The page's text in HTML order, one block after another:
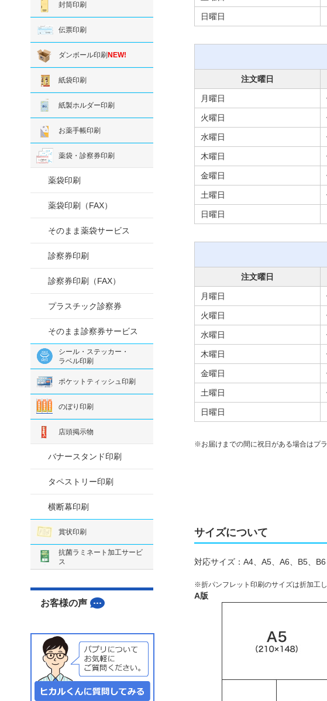
日曜日
注文曜日
月曜日
火曜日
水曜日
木曜日
金曜日
土曜日
日曜日
注文曜日
月曜日
火曜日
水曜日
木曜日
金曜日
土曜日
日曜日
お届けまでの間に祝日がある場合はプ
サイズについて
対応サイズ：A4、A5、A6、B5、B6
折パンフレット印刷のサイズは折加工
A版
封筒印刷
伝票印刷
ダンボール印刷NEW!
紙袋印刷
紙製ホルダー印刷
お薬手帳印刷
薬袋・診察券印刷
薬袋印刷
薬袋印刷（FAX）
そのまま薬袋サービス
診察券印刷
診察券印刷（FAX）
プラスチック診察券
そのまま診察券サービス
シール・ステッカー・
ラベル印刷
ポケットティッシュ印刷
のぼり印刷
店頭掲示物
バナースタンド印刷
タペストリー印刷
横断幕印刷
賞状印刷
抗菌ラミネート加工サービ
ス
お客様の声